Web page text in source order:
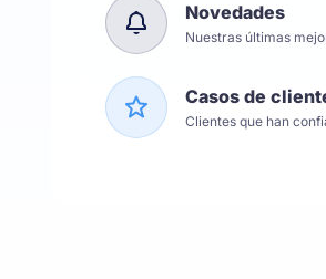
Novedades
Nuestras últimas
Casos de
Clientes que han